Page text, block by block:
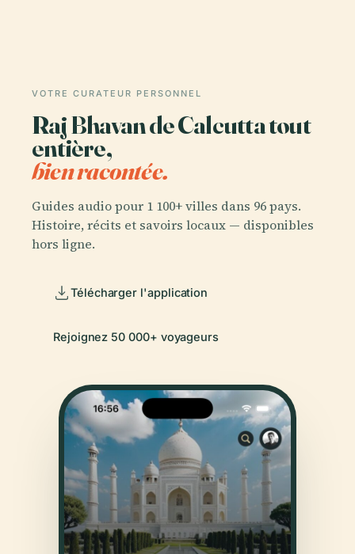
VOTRE CURATEUR PERSONNEL
Raj Bhavan de Calcutta tout
entière,
bien racontée.
Guides audio pour 1 100+ villes dans 96 pays.
Histoire, récits et savoirs locaux — disponibles
hors ligne.
Télécharger l'application
Rejoignez 50 000+ voyageurs